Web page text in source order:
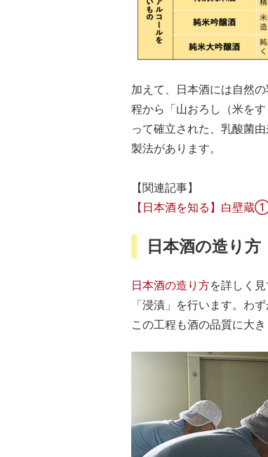
加えて、日本酒には自然
程から「山おろし（米を
って確立された、乳酸菌
製法があります。
【関連記事】
【日本酒を知る】白壁蔵
日本酒の造り方
日本酒の造り方を詳しく
「浸漬」を行います。わ
この工程も酒の品質に大き